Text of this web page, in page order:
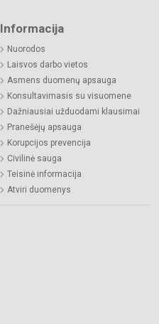
Informacija
Nuorodos
Laisvos darbo vietos
Asmens duomenų apsauga
Konsultavimasis su visuomene
Dažniausiai užduodami klausimai
Pranešėjų apsauga
Korupcijos prevencija
Civilinė sauga
Teisinė informacija
Atviri duomenys